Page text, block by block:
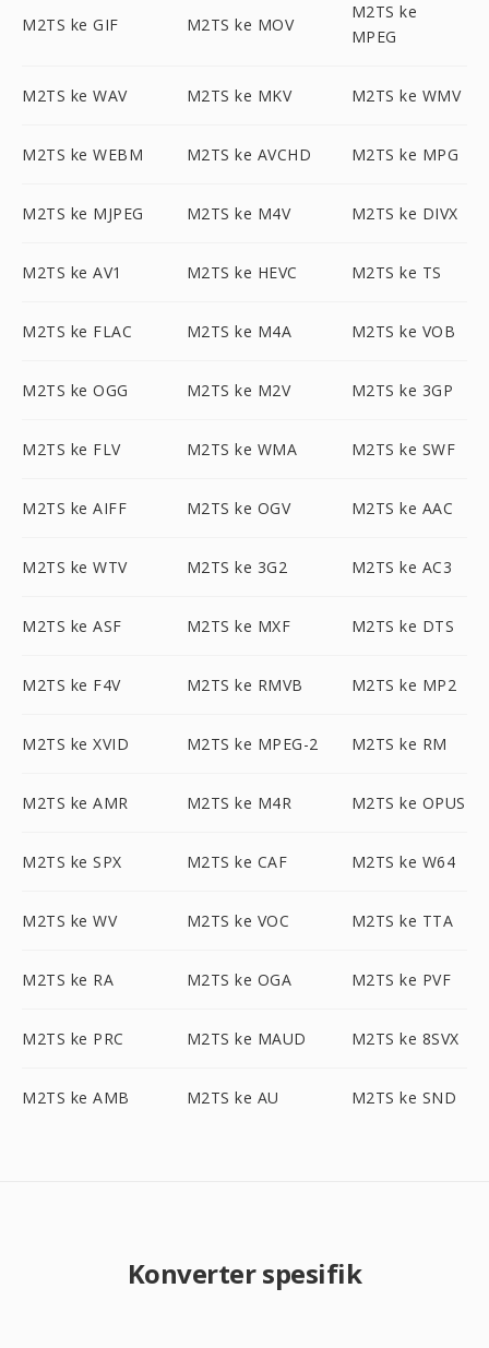
M2TS ke GIF M2TS ke MOV
M2TS ke
MPEG
M2TS ke WAV M2TS ke MKV M2TS ke WMV
M2TS ke WEBM M2TS ke AVCHD M2TS ke MPG
M2TS ke MJPEG M2TS ke M4V M2TS ke DIVX
M2TS ke AV1 M2TS ke HEVC M2TS ke TS
M2TS ke FLAC M2TS ke M4A M2TS ke VOB
M2TS ke OGG M2TS ke M2V M2TS ke 3GP
M2TS ke FLV M2TS ke WMA M2TS ke SWF
M2TS ke AIFF M2TS ke OGV M2TS ke AAC
M2TS ke WTV M2TS ke 3G2 M2TS ke AC3
M2TS ke ASF M2TS ke MXF M2TS ke DTS
M2TS ke F4V M2TS ke RMVB M2TS ke MP2
M2TS ke XVID M2TS ke MPEG-2 M2TS ke RM
M2TS ke AMR M2TS ke M4R M2TS ke OPUS
M2TS ke SPX M2TS ke CAF M2TS ke W64
M2TS ke WV M2TS ke VOC M2TS ke TTA
M2TS ke RA M2TS ke OGA M2TS ke PVF
M2TS ke PRC M2TS ke MAUD M2TS ke 8SVX
M2TS ke AMB M2TS ke AU M2TS ke SND
Konverter spesifik